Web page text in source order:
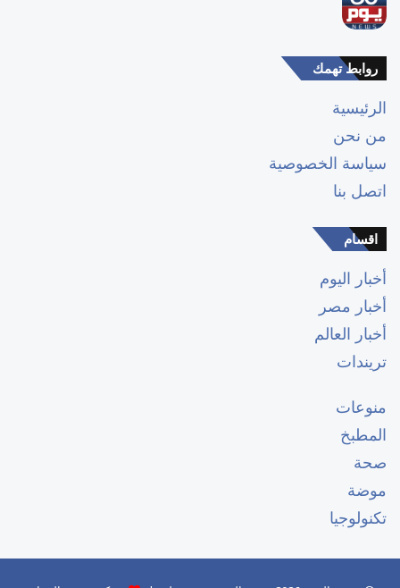
روابط تهمك
الرئيسية
من نحن
سياسة الخصوصية
اتصل بنا
اقسام
أخبار اليوم
أخبار مصر
أخبار العالم
تريندات
منوعات
المطبخ
صحة
موضة
تكنولوجيا